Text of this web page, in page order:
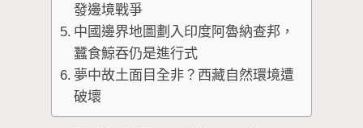
發邊境戰爭
中國邊界地圖劃入印度阿魯納查邦，
蠶食鯨吞仍是進行式
夢中故土面目全非？西藏自然環境遭
破壞